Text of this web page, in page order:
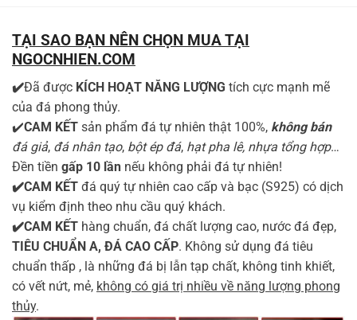
TẠI SAO BẠN NÊN CHỌN MUA TẠI
NGOCNHIEN.COM
✔️Đã được KÍCH HOẠT NĂNG LƯỢNG tích cực mạnh mẽ
của đá phong thủy.
✔️CAM KẾT sản phẩm đá tự nhiên thật 100%, không bán
đá giả, đá nhân tạo, bột ép đá, hạt pha lê, nhựa tổng hợp…
Đền tiền gấp 10 lần nếu không phải đá tự nhiên!
✔️CAM KẾT đá quý tự nhiên cao cấp và bạc (S925) có dịch
vụ kiểm định theo nhu cầu quý khách.
✔️CAM KẾT hàng chuẩn, đá chất lượng cao, nước đá đẹp,
TIÊU CHUẨN A, ĐÁ CAO CẤP. Không sử dụng đá tiêu
chuẩn thấp , là những đá bị lẫn tạp chất, không tinh khiết,
có vết nứt, mẻ, không có giá trị nhiều về năng lượng phong
thủy.